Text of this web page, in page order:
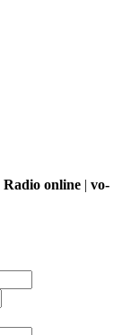
Radio online | vo-